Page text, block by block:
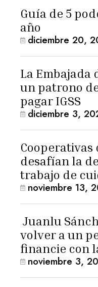
Guía de 5
año
diciembre 20,
La Embajada
un patrono
pagar IGSS
diciembre 3,
Cooperativas
desafían la
trabajo de
noviembre 13,
Juanlu
volver a un
financie con
los lectores»
noviembre 3,